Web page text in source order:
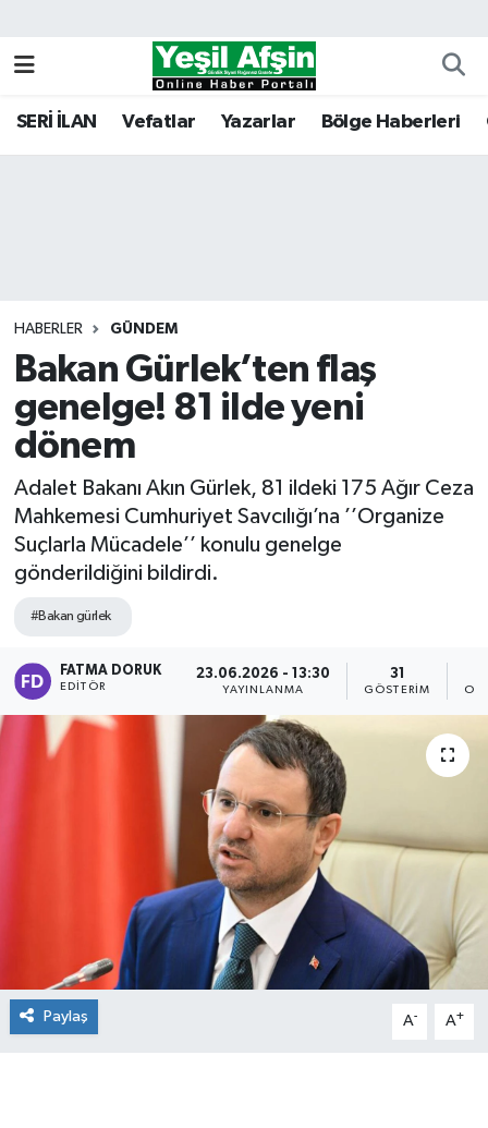
SERİ İLAN Vefatlar Yazarlar Bölge Haberleri
HABERLER GÜNDEM
Bakan Gürlek’ten flaş
genelge! 81 ilde yeni
dönem
Adalet Bakanı Akın Gürlek, 81 ildeki 175 Ağır Ceza
Mahkemesi Cumhuriyet Savcılığı’na ’’Organize
Suçlarla Mücadele’’ konulu genelge
gönderildiğini bildirdi.
#Bakan gürlek
FATMA DORUK
EDITÖR
23.06.2026 - 13:30
YAYINLANMA
31
GÖSTERIM
Paylaş A- A+
Kahramanmaraş Nöbetçi Eczaneler
Tüm Manşetler
Son Dakika Haberleri